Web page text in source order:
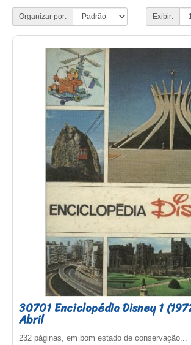
Organizar por: Exibir:
30701 Enciclopédia Disney 1
Abril
232 páginas, em bom estado de conservação...